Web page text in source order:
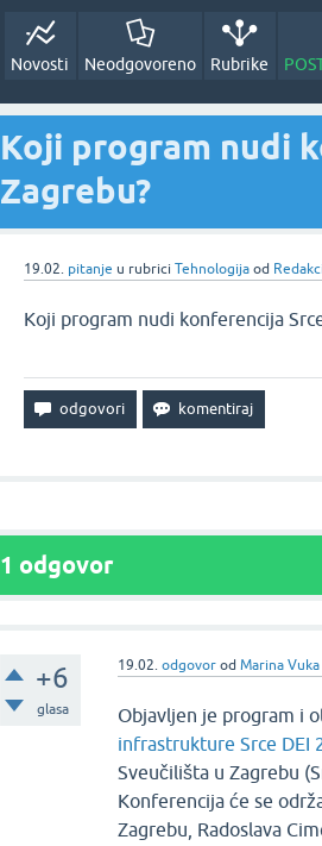
Novosti Neodgovoreno Rubrike
Koji program nudi
Zagrebu?
19.02. pitanje u rubrici Tehnologija od
Koji program nudi konferencija
1 odgovor
+6
glasa
19.02. odgovor odMarina Vuka
Objavljen je program i
infrastrukture Srce DEI
Sveučilišta u Zagrebu
Konferencija će se
Zagrebu, Radoslava